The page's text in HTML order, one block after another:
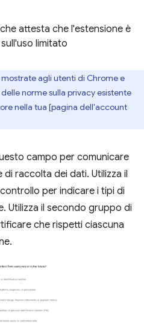
attesta che l'estensione è
limitato
agli utenti di Chrome e
norme sulla privacy esistente
nella tua [pagina dell'account
campo per comunicare
raccolta dei dati. Utilizza il
per indicare i tipi di
Utilizza il secondo gruppo di
che rispetti ciascuna